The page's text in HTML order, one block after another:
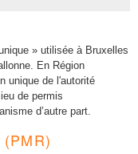
» utilisée à Bruxelles
En Région
unique de l'autorité
de permis
d’autre part.